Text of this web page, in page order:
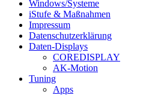
Windows/Systeme
iStufe & Maßnahmen
Impressum
Datenschutzerklärung
Daten-Displays
COREDISPLAY
AK-Motion
Tuning
Apps